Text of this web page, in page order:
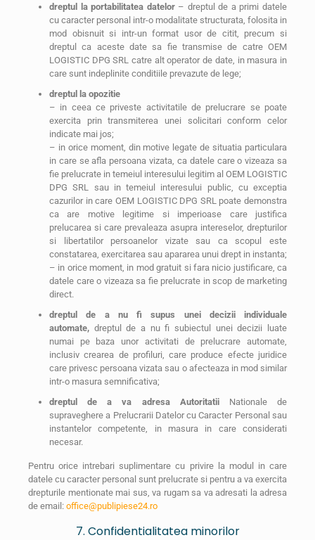
dreptul la portabilitatea datelor– dreptul de a primi datele
cu caracter personal intr-o modalitate structurata, folosita in
mod obisnuit si intr-un format usor de citit, precum si
dreptul ca aceste date sa fie transmise de catre OEM
LOGISTIC DPG SRL catre alt operator de date, in masura in
care sunt indeplinite conditiile prevazute de lege;
dreptul la opozitie
– in ceea ce priveste activitatile de prelucrare se poate
exercita prin transmiterea unei solicitari conform celor
indicate mai jos;
– in orice moment, din motive legate de situatia particulara
in care se afla persoana vizata, ca datele care o vizeaza sa
fie prelucrate in temeiul interesului legitim al OEM LOGISTIC
DPG SRL sau in temeiul interesului public, cu exceptia
cazurilor in care OEM LOGISTIC DPG SRL poate demonstra
ca are motive legitime si imperioase care justifica
prelucarea si care prevaleaza asupra intereselor, drepturilor
si libertatilor persoanelor vizate sau ca scopul este
constatarea, exercitarea sau apararea unui drept in instanta;
– in orice moment, in mod gratuit si fara nicio justificare, ca
datele care o vizeaza sa fie prelucrate in scop de marketing
direct.
dreptul de a nu fi supus unei decizii individuale
automate, dreptul de a nu fi subiectul unei decizii luate
numai pe baza unor activitati de prelucrare automate,
inclusiv crearea de profiluri, care produce efecte juridice
care privesc persoana vizata sau o afecteaza in mod similar
intr-o masura semnificativa;
dreptul de a va adresa AutoritatiiNationale de
supraveghere a Prelucrarii Datelor cu Caracter Personal sau
instantelor competente, in masura in care considerati
necesar.
Pentru orice intrebari suplimentare cu privire la modul in care
datele cu caracter personal sunt prelucrate si pentru a va exercita
drepturile mentionate mai sus, va rugam sa va adresati la adresa
de email: office@publipiese24.ro
7. Confidentialitatea minorilor